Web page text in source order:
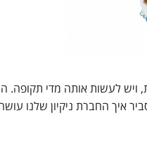
ויש לעשות אותה מדי תקופה.
איך החברת ניקיון שלנו